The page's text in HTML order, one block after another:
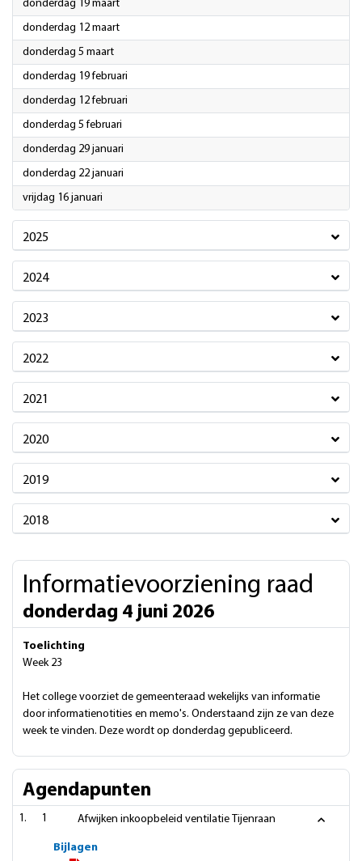
donderdag 19 maart2026
donderdag 12 maart2026
donderdag 5 maart2026
donderdag 19 februari
donderdag 12 februari
donderdag 5 februari
donderdag 29 januari
donderdag 22 januari
vrijdag 16 januari
2025
2024
2023
2022
2021
2020
2019
2018
Informatievoorziening raad
donderdag 4 juni 2026
Toelichting
Week 23
Het college voorziet de gemeenteraad wekelijks van informatie
door informatienotities en memo's. Onderstaand zijn ze van deze
week te vinden. Deze wordt op donderdag gepubliceerd.
Agendapunten
1 Afwijken inkoopbeleid ventilatie Tijenraan
Bijlagen